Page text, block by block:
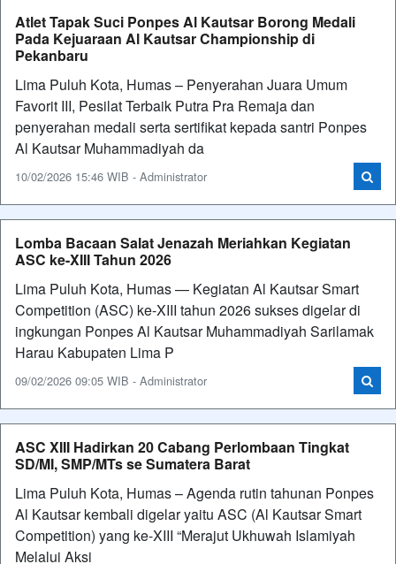
Atlet Tapak Suci Ponpes Al Kautsar Borong Medali
Pada Kejuaraan Al Kautsar Championship di
Pekanbaru
Lima Puluh Kota, Humas – Penyerahan Juara Umum
Favorit III, Pesilat Terbaik Putra Pra Remaja dan
penyerahan medali serta sertifikat kepada santri Ponpes
Al Kautsar Muhammadiyah da
10/02/2026 15:46 WIB - Administrator
Lomba Bacaan Salat Jenazah Meriahkan Kegiatan
ASC ke-XIII Tahun 2026
Lima Puluh Kota, Humas — Kegiatan Al Kautsar Smart
Competition (ASC) ke-XIII tahun 2026 sukses digelar di
ingkungan Ponpes Al Kautsar Muhammadiyah Sarilamak
Harau Kabupaten Lima P
09/02/2026 09:05 WIB - Administrator
ASC XIII Hadirkan 20 Cabang Perlombaan Tingkat
SD/MI, SMP/MTs se Sumatera Barat
Lima Puluh Kota, Humas – Agenda rutin tahunan Ponpes
Al Kautsar kembali digelar yaitu ASC (Al Kautsar Smart
Competition) yang ke-XIII “Merajut Ukhuwah Islamiyah
Melalui Aksi